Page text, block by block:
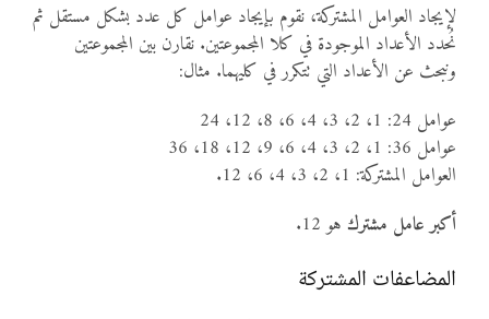
لإيجاد العوامل المشتركة، نقوم بإيجاد عوامل كل عدد بشكل مستقل ثم
نُحدد الأعداد الموجودة في كلا المجموعتين. نقارن بين المجموعتين
ونبحث عن الأعداد التي تتكرر في كليهما. مثال:
عوامل 24: 1، 2، 3، 4، 6، 8، 12، 24
عوامل 36: 1، 2، 3، 4، 6، 9، 12، 18، 36
العوامل المشتركة: 1، 2، 3، 4، 6، 12.
أكبر عامل مشتركهو 12.
المضاعفات المشتركة